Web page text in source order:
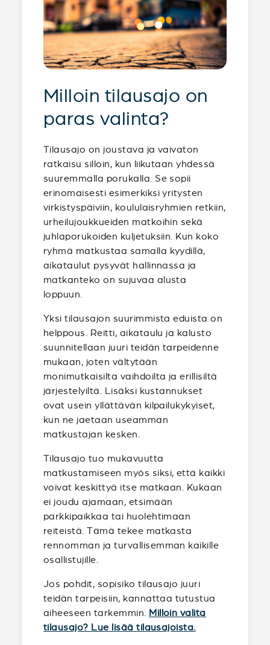
Milloin tilausajo on
paras valinta?
Tilausajo on joustava ja vaivaton
ratkaisu silloin, kun liikutaan yhdessä
suuremmalla porukalla. Se sopii
erinomaisesti esimerkiksi yritysten
virkistyspäiviin, koululaisryhmien retkiin,
urheilujoukkueiden matkoihin sekä
juhlaporukoiden kuljetuksiin. Kun koko
ryhmä matkustaa samalla kyydillä,
aikataulut pysyvät hallinnassa ja
matkanteko on sujuvaa alusta
loppuun.
Yksi tilausajon suurimmista eduista on
helppous. Reitti, aikataulu ja kalusto
suunnitellaan juuri teidän tarpeidenne
mukaan, joten vältytään
monimutkaisilta vaihdoilta ja erillisiltä
järjestelyiltä. Lisäksi kustannukset
ovat usein yllättävän kilpailukykyiset,
kun ne jaetaan useamman
matkustajan kesken.
Tilausajo tuo mukavuutta
matkustamiseen myös siksi, että kaikki
voivat keskittyä itse matkaan. Kukaan
ei joudu ajamaan, etsimään
parkkipaikkaa tai huolehtimaan
reiteistä. Tämä tekee matkasta
rennomman ja turvallisemman kaikille
osallistujille.
Jos pohdit, sopisiko tilausajo juuri
teidän tarpeisiin, kannattaa tutustua
aiheeseen tarkemmin. Milloin valita
tilausajo? Lue lisää tilausajoista.